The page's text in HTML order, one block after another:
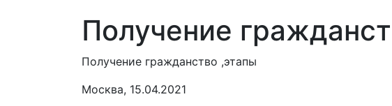
Получение
Получение гражданство ,этапы
Москва, 15.04.2021